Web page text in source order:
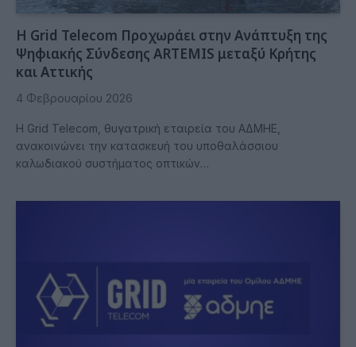
Η Grid Telecom Προχωράει στην Ανάπτυξη της
Ψηφιακής Σύνδεσης ARTEMIS μεταξύ Κρήτης
και Αττικής
4 Φεβρουαρίου 2026
Η Grid Telecom, θυγατρική εταιρεία του ΑΔΜΗΕ,
ανακοινώνει την κατασκευή του υποθαλάσσιου
καλωδιακού συστήματος οπτικών…